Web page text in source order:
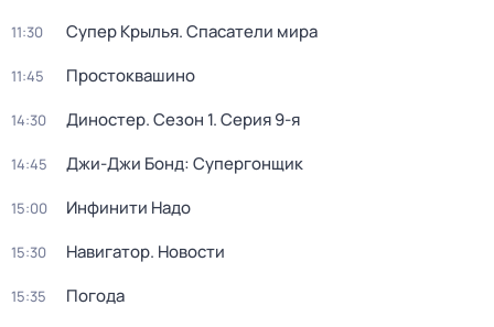
11:30 Супер Крылья. Спасатели мира
11:45 Простоквашино
14:30 Диностер. Сезон 1. Серия 9-я
14:45 Джи-Джи Бонд: Супергонщик
15:00 Инфинити Надо
15:30 Навигатор. Новости
15:35 Погода